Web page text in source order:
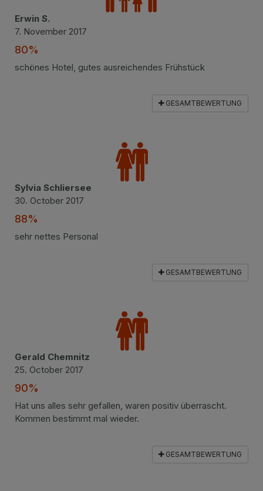
Erwin S.
7. November 2017
80%
schönes Hotel, gutes ausreichendes Frühstück
GESAMTBEWERTUNG
Sylvia Schliersee
30. October 2017
88%
sehr nettes Personal
GESAMTBEWERTUNG
Gerald Chemnitz
25. October 2017
90%
Hat uns alles sehr gefallen, waren positiv überrascht.
Kommen bestimmt mal wieder.
GESAMTBEWERTUNG